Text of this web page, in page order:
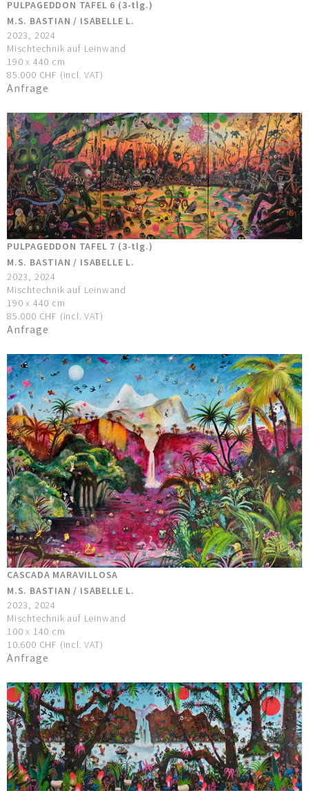
PULPAGEDDON TAFEL 6 (3-tlg.)
M.S. BASTIAN / ISABELLE L.
2023, 2024
Mischtechnik auf Leinwand
190 x 440 cm
85.000 CHF (incl. VAT)
Anfrage
PULPAGEDDON TAFEL 7 (3-tlg.)
M.S. BASTIAN / ISABELLE L.
2023, 2024
Mischtechnik auf Leinwand
190 x 440 cm
85.000 CHF (incl. VAT)
Anfrage
CASCADA MARAVILLOSA
M.S. BASTIAN / ISABELLE L.
2023, 2024
Mischtechnik auf Leinwand
100 x 140 cm
10.600 CHF (incl. VAT)
Anfrage